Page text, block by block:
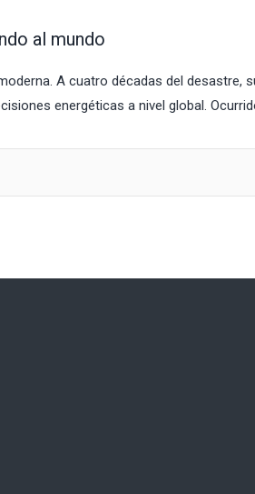
al mundo
A cuatro décadas del desastre,
energéticas a nivel global.